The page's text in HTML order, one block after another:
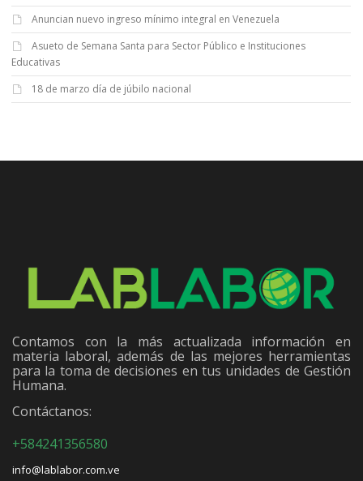
Anuncian nuevo ingreso mínimo integral en Venezuela
Asueto de Semana Santa para Sector Público e Instituciones
Educativas
18 de marzo día de júbilo nacional
Contamos con la más actualizada información en
materia laboral, además de las mejores herramientas
para la toma de decisiones en tus unidades de Gestión
Humana.
Contáctanos:
+584241356580
info@lablabor.com.ve